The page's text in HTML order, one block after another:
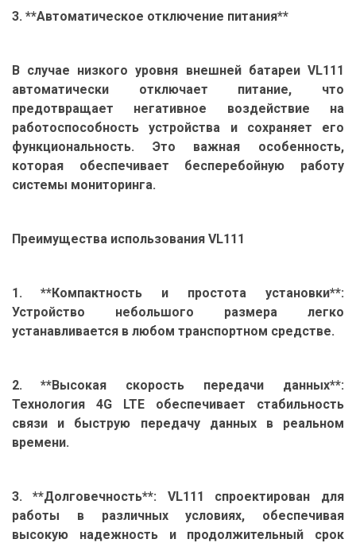
3. **Автоматическое отключение питания**
В случае низкого уровня внешней батареи VL111
автоматически отключает питание, что
предотвращает негативное воздействие на
работоспособность устройства и сохраняет его
функциональность. Это важная особенность,
которая обеспечивает бесперебойную работу
системы мониторинга.
Преимущества использования VL111
1. **Компактность и простота установки**:
Устройство небольшого размера легко
устанавливается в любом транспортном средстве.
2. **Высокая скорость передачи данных**:
Технология 4G LTE обеспечивает стабильность
связи и быструю передачу данных в реальном
времени.
3. **Долговечность**: VL111 спроектирован для
работы в различных условиях, обеспечивая
высокую надежность и продолжительный срок